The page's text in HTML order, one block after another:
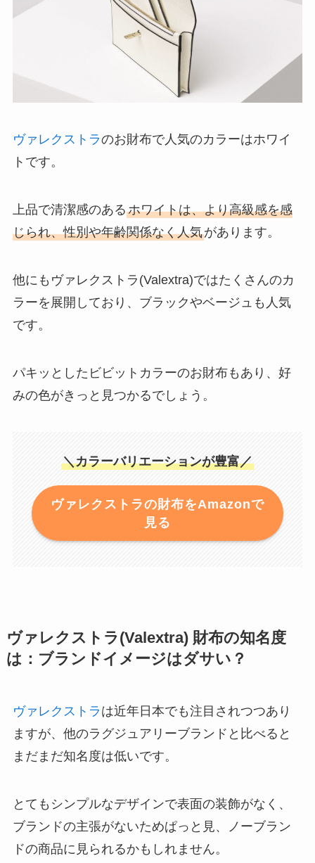
ヴァレクストラのお財布で人気のカラーはホワイ
トです。
上品で清潔感のあるホワイトは、より高級感を感
じられ、性別や年齢関係なく人気があります。
他にもヴァレクストラ(Valextra)ではたくさんのカ
ラーを展開しており、ブラックやベージュも人気
です。
パキッとしたビビットカラーのお財布もあり、好
みの色がきっと見つかるでしょう。
＼カラーバリエーションが豊富／
ヴァレクストラの財布をAmazonで
見る
ヴァレクストラ(Valextra) 財布の知名度
は：ブランドイメージはダサい？
ヴァレクストラ は近年日本でも注目されつつあり
ますが、他のラグジュアリーブランドと比べると
まだまだ知名度は低いです。
とてもシンプルなデザインで表面の装飾がなく、
ブランドの主張がないためぱっと見、ノーブラン
ドの商品に見られるかもしれません。